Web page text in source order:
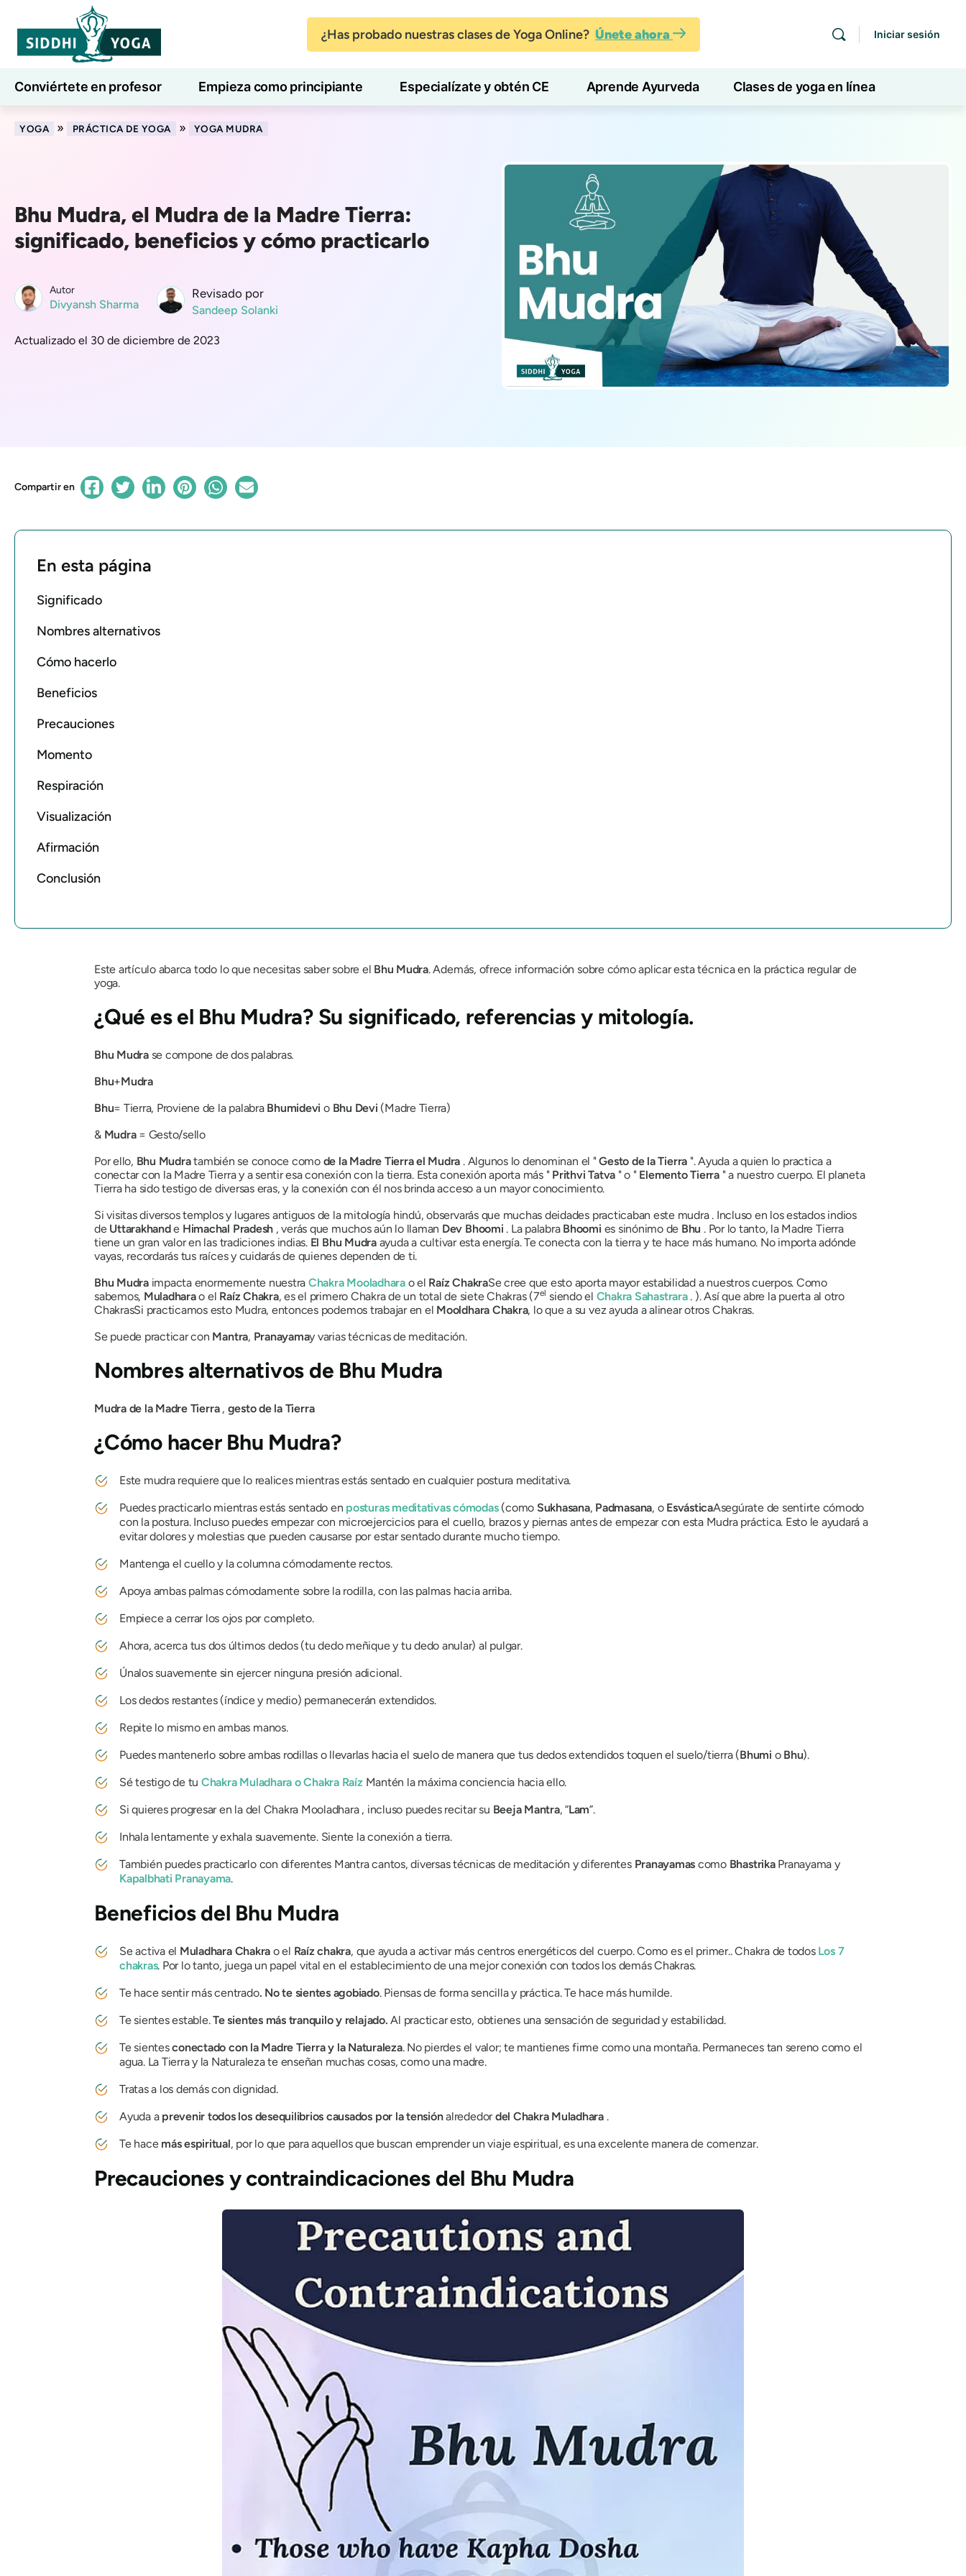
¿Has probado nuestras clases de Yoga Online? Únete ahora Iniciar sesión
Conviértete en profesor Empieza como principiante Especialízate y obtén CE Aprende Ayurveda Clases de yoga en línea
7 días de bienestar Blog Aprender
YOGA » PRÁCTICA DE YOGA » YOGA MUDRA
Bhu Mudra, el Mudra de la Madre Tierra:
significado, beneficios y cómo practicarlo
Autor
Divyansh Sharma
Revisado por
Sandeep Solanki
Actualizado el 30 de diciembre de 2023
Compartir en
En esta página
Significado
Nombres alternativos
Cómo hacerlo
Beneficios
Precauciones
Momento
Respiración
Visualización
Afirmación
Conclusión
Este artículo abarca todo lo que necesitas saber sobre el Bhu Mudra. Además, ofrece información sobre cómo aplicar esta técnica en la práctica regular de
yoga.
¿Qué esel Bhu Mudra? Su significado, referencias y mitología.
Bhu Mudrase compone de dos palabras.
Bhu+Mudra
Bhu= Tierra, Proviene de la palabra Bhumidevi o Bhu Devi (Madre Tierra)
& Mudra= Gesto/sello
Por ello, Bhu Mudratambién se conoce como de la Madre Tierrael Mudra . Algunos lo denominan el "Gesto de laTierra ". Ayuda a quien lo practica a
conectar con la Madre Tierra y a sentir esa conexión con la tierra. Esta conexión aporta más " Prithvi Tatva " o " ElementoTierra" a nuestro cuerpo. El planeta
Tierra ha sido testigo de diversas eras, y la conexión con él nos brinda acceso a un mayor conocimiento.
Si visitas diversos templos y lugares antiguos de la mitología hindú, observarás que muchas deidades practicaban este mudra. Incluso en los estados indios
de Uttarakhande Himachal Pradesh , verás que muchos aún lo llaman Dev Bhoomi . La palabra Bhoomi es sinónimo de Bhu . Por lo tanto, la Madre Tierra
tiene un gran valor en las tradiciones indias. El Bhu Mudraayuda a cultivar esta energía. Te conecta con la tierra y te hace más humano. No importa adónde
vayas, recordarás tus raíces y cuidarás de quienes dependen de ti.
Bhu Mudraimpacta enormemente nuestra Chakra Mooladhara o el RaízChakraSe cree que esto aporta mayor estabilidad a nuestros cuerpos. Como
sabemos, Muladharao el RaízChakra, es el primero Chakrade un total de sieteChakras (7el siendo el Chakra Sahastrara. ). Así que abre la puerta al otro
ChakrasSi practicamos esto Mudra, entonces podemos trabajar en el Mooldhara Chakra, lo que a su vez ayuda a alinear otros Chakras.
Se puede practicar con Mantra, Pranayamay varias técnicas de meditación.
Nombres alternativos de Bhu Mudra
Mudra de la Madre Tierra, gestode la Tierra
¿Cómo hacer Bhu Mudra?
Este mudrarequiere que lo realices mientras estás sentado en cualquier postura meditativa.
Puedes practicarlo mientras estás sentado en posturas meditativas cómodas(como Sukhasana, Padmasana, o EsvásticaAsegúrate de sentirte cómodo
con la postura. Incluso puedes empezar con microejercicios para el cuello, brazos y piernas antes de empezar con esta Mudra práctica. Esto le ayudará a
evitar dolores y molestias que pueden causarse por estar sentado durante mucho tiempo.
Mantenga el cuello y la columna cómodamente rectos.
Apoya ambas palmas cómodamente sobre la rodilla, con las palmas hacia arriba.
Empiece a cerrar los ojos por completo.
Ahora, acerca tus dos últimos dedos (tu dedo meñique y tu dedo anular) al pulgar.
Únalos suavemente sin ejercer ninguna presión adicional.
Los dedos restantes (índice y medio) permanecerán extendidos.
Repite lo mismo en ambas manos.
Puedes mantenerlo sobre ambas rodillas o llevarlas hacia el suelo de manera que tus dedos extendidos toquen el suelo/tierra (Bhumi o Bhu).
Sé testigo de tu Chakra Muladhara oChakra Raíz Mantén la máxima conciencia hacia ello.
Si quieres progresar en la del Chakra Mooladhara , incluso puedes recitar su Beeja Mantra, “Lam”.
Inhala lentamente y exhala suavemente. Siente la conexión a tierra.
También puedes practicarlo con diferentes Mantracantos, diversas técnicas de meditación y diferentes Pranayamas como BhastrikaPranayama y
Kapalbhati Pranayama.
Beneficios del Bhu Mudra
Se activa el Muladhara Chakra o el Raízchakra, que ayuda a activar más centros energéticos del cuerpo. Como es el primer..Chakrade todos Los 7
chakras. Por lo tanto, juega un papel vital en el establecimiento de una mejor conexión con todos los demásChakras.
Te hace sentir más centrado. No te sientes agobiado. Piensas de forma sencilla y práctica. Te hace más humilde.
Te sientes estable.Te sientes más tranquilo y relajado. Al practicar esto, obtienes una sensación de seguridad y estabilidad.
Te sientesconectado con la Madre Tierray la Naturaleza. No pierdes el valor; te mantienes firme como una montaña. Permaneces tan sereno como el
agua. La Tierra y la Naturaleza te enseñan muchas cosas, como una madre.
Tratas a los demás con dignidad.
Ayuda a prevenir todos los desequilibrios causados ​​por la tensiónalrededordel Chakra Muladhara .
Te hace más espiritual, por lo que para aquellos que buscan emprender un viaje espiritual, es una excelente manera de comenzar.
Precauciones y contraindicaciones del Bhu Mudra